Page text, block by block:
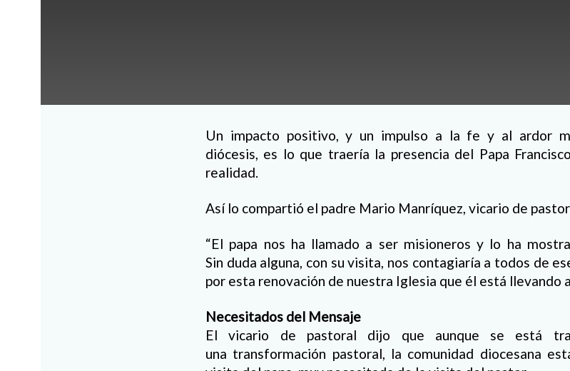
Un impacto positivo, y un impulso a la fe y al ardor
diócesis, es lo que traería la presencia del Papa
realidad.
Así lo compartió el padre Mario Manríquez, vicario de
“El papa nos ha llamado a ser misioneros y lo ha
Sin duda alguna, con su visita, nos contagiaría a todos de
por esta renovación de nuestra Iglesia que él está llevando
Necesitados del Mensaje
El vicario de pastoral dijo que aunque se está
una transformación pastoral, la comunidad diocesana